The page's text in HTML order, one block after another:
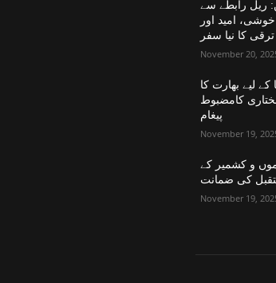
ریل رابطے سے
امید اور
ترقی کا نیا سفر
November 20,
کے لیے بھارت کا
کامضبوط
پیغام
November 19,
و کشمیر کے
کی ضمانت
November 19,